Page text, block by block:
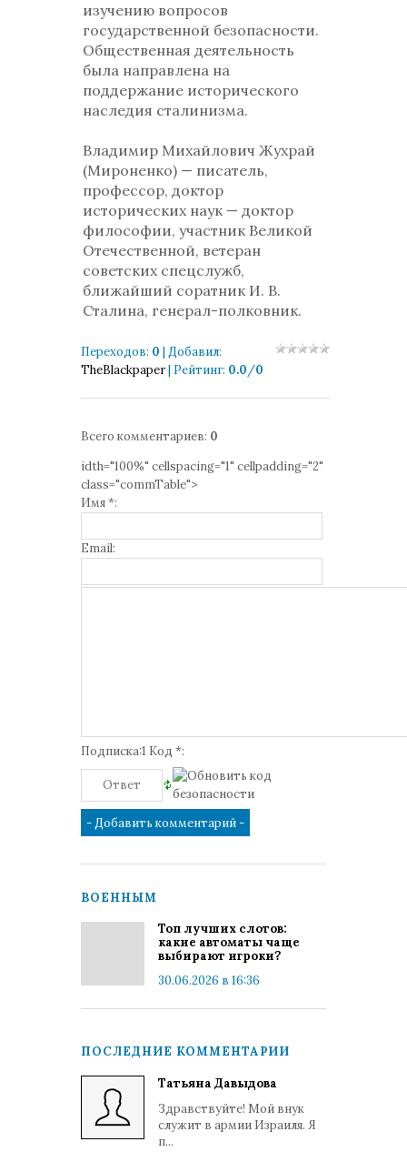
изучению вопросов
государственной безопасности.
Общественная деятельность
была направлена на
поддержание исторического
наследия сталинизма.
Владимир Михайлович Жухрай
(Мироненко) — писатель,
профессор, доктор
исторических наук — доктор
философии, участник Великой
Отечественной, ветеран
советских спецслужб,
ближайший соратник И. В.
Сталина, генерал-полковник.
Переходов: 0 | Добавил:
TheBlackpaper| Рейтинг: 0.0/0
Всего комментариев: 0
idth="100%" cellspacing="1" cellpadding="2"
class="commTable">
Имя *:
Email:
Подписка:1 Код *:
ВОЕННЫМ
Топ лучших слотов:
какие автоматы чаще
выбирают игроки?
30.06.2026 в 16:36
ПОСЛЕДНИЕ КОММЕНТАРИИ
Татьяна Давыдова
Здравствуйте! Мой внук
служит в армии Израиля. Я
п...